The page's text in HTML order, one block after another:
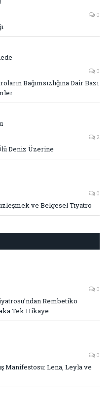
0
0
Bağımsızlığına Dair Bazı
2
Deniz Üzerine
0
ve Belgesel Tiyatro
0
Rembetiko
Tek Hikaye
0
Manifestosu: Lena, Leyla ve